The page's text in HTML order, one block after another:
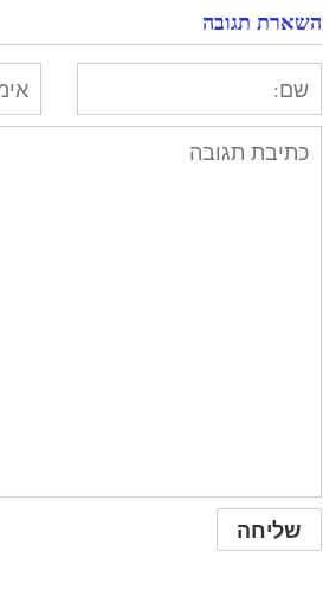
השארת תגובה